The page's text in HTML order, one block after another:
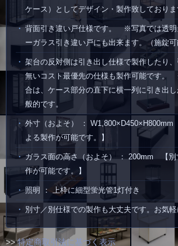
ケース）としてデザイン・製作致しておりま
背面引き違い戸仕様です。 ※写真では透明
ーガラス引き違い戸にも出来ます。（施錠可
架台の反対側は引き出し仕様で製作したり
無いコスト最優先の仕様も製作可能です
合は、ケース部分の直下に横一列に引き出
般的です。
外寸（およそ） ：
よる製作が可能です。】
ガラス面の高さ（およそ） ： 200mm 【別
作が可能です。】
照明 ： 上枠に細型蛍光管1灯付き
別寸／別仕様での製作も大丈夫です。お気軽
>>特定商取引法に基づく表示